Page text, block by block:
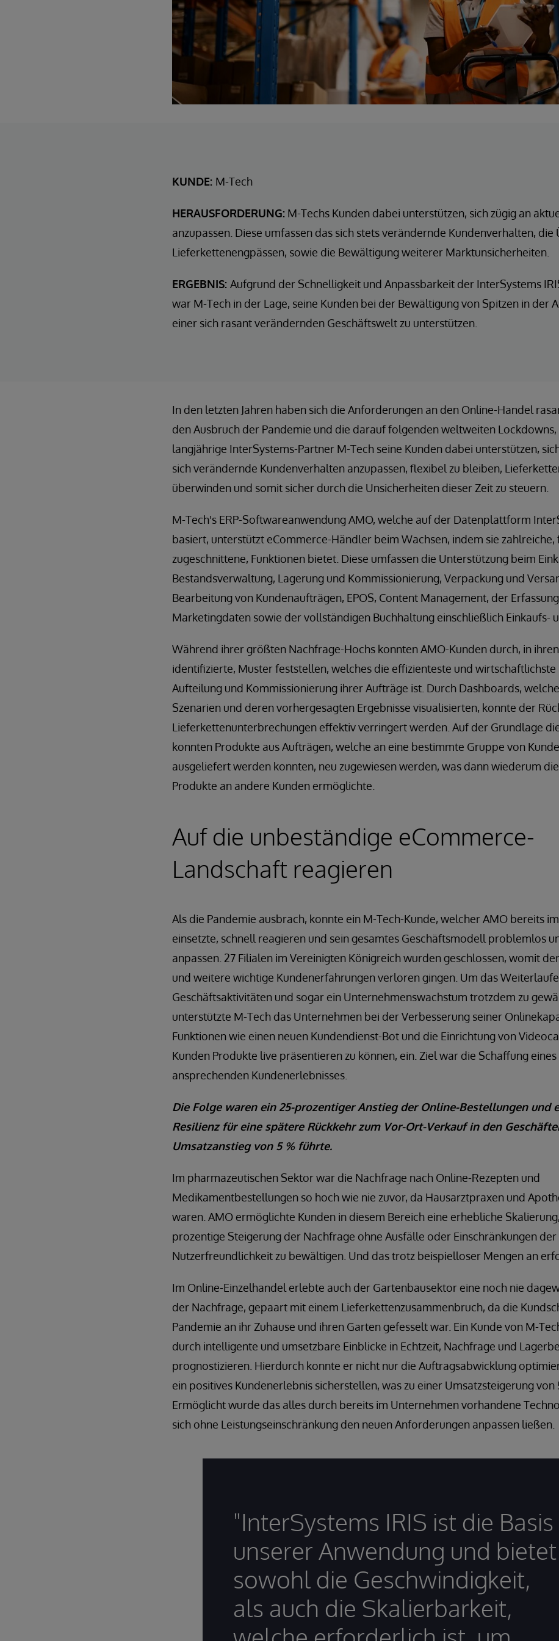
KUNDE: M-Tech
HERAUSFORDERUNG: M-Techs Kunden dabei unterstützen, sich zügig an
anzupassen. Diese umfassen das sich stets verändernde Kundenverhalten,
Lieferkettenengpässen, sowie die Bewältigung weiterer Marktunsicherheiten.
ERGEBNIS: Aufgrund der Schnelligkeit und Anpassbarkeit der InterSystems
war M-Tech in der Lage, seine Kunden bei der Bewältigung von Spitzen in der
einer sich rasant verändernden Geschäftswelt zu unterstützen.
In den letzten Jahren haben sich die Anforderungen an den Online-Handel
den Ausbruch der Pandemie und die darauf folgenden weltweiten
langjährige InterSystems-Partner M-Tech seine Kunden dabei unterstützen,
sich verändernde Kundenverhalten anzupassen, flexibel zu bleiben,
überwinden und somit sicher durch die Unsicherheiten dieser Zeit zu steuern.
M-Tech's ERP-Softwareanwendung AMO, welche auf der Datenplattform
basiert, unterstützt eCommerce-Händler beim Wachsen, indem sie zahlreiche,
zugeschnittene, Funktionen bietet. Diese umfassen die Unterstützung beim
Bestandsverwaltung, Lagerung und Kommissionierung, Verpackung und
Bearbeitung von Kundenaufträgen, EPOS, Content Management, der
Marketingdaten sowie der vollständigen Buchhaltung einschließlich Einkaufs-
Während ihrer größten Nachfrage-Hochs konnten AMO-Kunden durch, in
identifizierte, Muster feststellen, welches die effizienteste und
Aufteilung und Kommissionierung ihrer Aufträge ist. Durch Dashboards,
Szenarien und deren vorhergesagten Ergebnisse visualisierten, konnte der
Lieferkettenunterbrechungen effektiv verringert werden. Auf der Grundlage
konnten Produkte aus Aufträgen, welche an eine bestimmte Gruppe von
ausgeliefert werden konnten, neu zugewiesen werden, was dann wiederum
Produkte an andere Kunden ermöglichte.
Auf die unbeständige eCommerce-
Landschaft reagieren
Als die Pandemie ausbrach, konnte ein M-Tech-Kunde, welcher AMO bereits
einsetzte, schnell reagieren und sein gesamtes Geschäftsmodell problemlos
anpassen. 27 Filialen im Vereinigten Königreich wurden geschlossen, womit
und weitere wichtige Kundenerfahrungen verloren gingen. Um das
Geschäftsaktivitäten und sogar ein Unternehmenswachstum trotzdem zu
unterstützte M-Tech das Unternehmen bei der Verbesserung seiner
Funktionen wie einen neuen Kundendienst-Bot und die Einrichtung von
Kunden Produkte live präsentieren zu können, ein. Ziel war die Schaffung
ansprechenden Kundenerlebnisses.
Die Folge waren ein 25-prozentiger Anstieg der Online-Bestellungen und
Resilienz für eine spätere Rückkehr zum Vor-Ort-Verkauf in den
Umsatzanstieg von 5 % führte.
Im pharmazeutischen Sektor war die Nachfrage nach Online-Rezepten und
Medikamentbestellungen so hoch wie nie zuvor, da Hausarztpraxen und
waren. AMO ermöglichte Kunden in diesem Bereich eine erhebliche
prozentige Steigerung der Nachfrage ohne Ausfälle oder Einschränkungen der
Nutzerfreundlichkeit zu bewältigen. Und das trotz beispielloser Mengen an
Im Online-Einzelhandel erlebte auch der Gartenbausektor eine noch nie
der Nachfrage, gepaart mit einem Lieferkettenzusammenbruch, da die
Pandemie an ihr Zuhause und ihren Garten gefesselt war. Ein Kunde von M-
durch intelligente und umsetzbare Einblicke in Echtzeit, Nachfrage und
prognostizieren. Hierdurch konnte er nicht nur die Auftragsabwicklung
ein positives Kundenerlebnis sicherstellen, was zu einer Umsatzsteigerung von
Ermöglicht wurde das alles durch bereits im Unternehmen vorhandene
sich ohne Leistungseinschränkung den neuen Anforderungen anpassen ließen.
"InterSystems IRIS ist die Basis
unserer Anwendung und bietet
sowohl die Geschwindigkeit,
als auch die Skalierbarkeit,